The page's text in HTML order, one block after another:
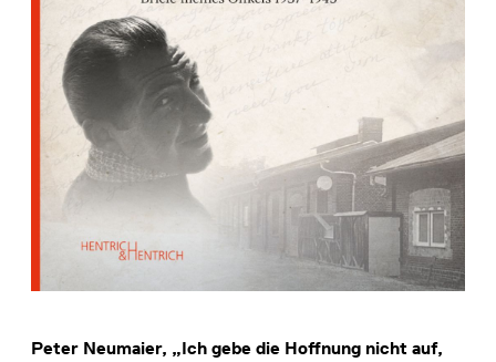
Peter Neumaier, „Ich gebe die Hoffnung nicht auf,